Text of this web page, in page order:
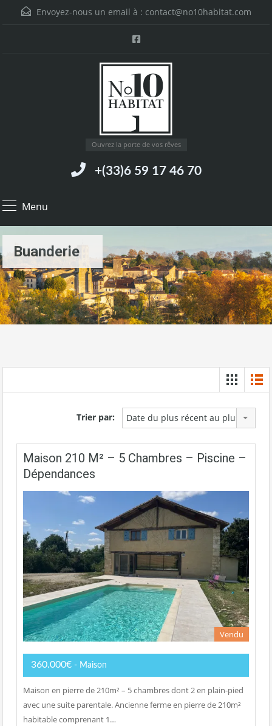
Envoyez-nous un email à : contact@no10habitat.com
Ouvrez la porte de vos rêves
+(33)6 59 17 46 70
Menu
Buanderie
Trier par: Date du plus récent au plus ancien
Maison 210 M² – 5 Chambres – Piscine –
Dépendances
Vendu
360.000€ - Maison
Maison en pierre de 210m² – 5 chambres dont 2 en plain-pied
avec une suite parentale. Ancienne ferme en pierre de 210m²
habitable comprenant 1…